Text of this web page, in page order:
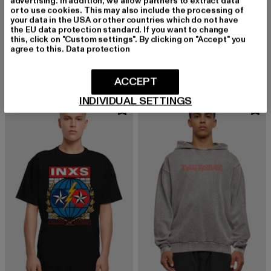
MISTER TEE
Perfect Sunshine
MERCHCODE
or to use cookies. This may also include the processing of
your data in the USA or other countries which do not have
the EU data protection standard. If you want to change
this, click on "Custom settings". By clicking on "Accept" you
agree to this. Data protection
INDIVIDUAL SETTINGS
ACCEPT